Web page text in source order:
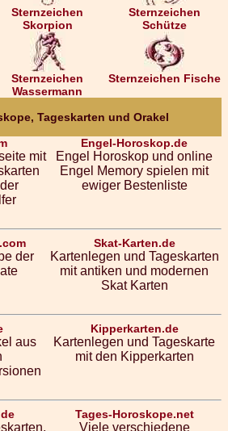
Sternzeichen
Skorpion
Sternzeichen
Schütze
Sternzeichen
Wassermann
Sternzeichen Fische
Tageskarten und Orakel
mit
Engel-Horoskop.de
Engel Horoskop und online
Engel Memory spielen mit
ewiger Bestenliste
der
Skat-Karten.de
Kartenlegen und Tageskarten
mit antiken und modernen
Skat Karten
aus
Kipperkarten.de
Kartenlegen und Tageskarte
mit den Kipperkarten
Tages-Horoskope.net
Viele verschiedene